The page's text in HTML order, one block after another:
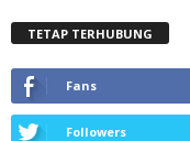
TETAP TERHUBUNG
Fans
Followers